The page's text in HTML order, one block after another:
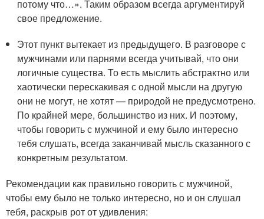
потому что…». Таким образом всегда аргументируй
свое предложение.
Этот пункт вытекает из предыдущего. В разговоре с
мужчинами или парнями всегда учитывай, что они
логичные существа. То есть мыслить абстрактно или
хаотически перескакивая с одной мысли на другую
они не могут, не хотят — природой не предусмотрено.
По крайней мере, большинство из них. И поэтому,
чтобы говорить с мужчиной и ему было интересно
тебя слушать, всегда заканчивай мысль сказанного с
конкретным результатом.
Рекомендации как правильно говорить с мужчиной,
чтобы ему было не только интересно, но и он слушал
тебя, раскрыв рот от удивления: